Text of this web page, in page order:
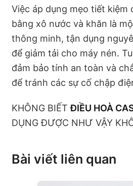
Việc áp dụng mẹo tiết kiệm
bằng xô nước và khăn là
thông minh, tận dụng
để giảm tải cho máy nén.
đảm bảo tính an toàn và
để tránh các sự cố chập
KHÔNG BIẾTĐIỀU HOÀ
DỤNG ĐƯỢC NHƯ VẬY
Bài viết liên quan